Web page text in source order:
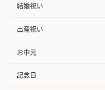
結婚祝い
出産祝い
お中元
記念日